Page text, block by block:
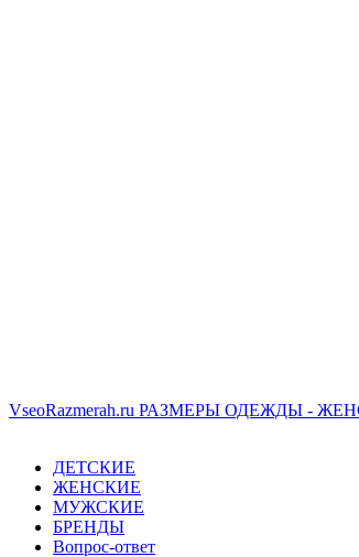
VseoRazmerah.ru РАЗМЕРЫ ОДЕЖДЫ -
ДЕТСКИЕ
ЖЕНСКИЕ
МУЖСКИЕ
БРЕНДЫ
Вопрос-ответ